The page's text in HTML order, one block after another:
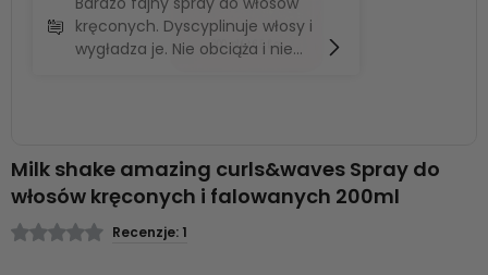
kręconych. Dyscyplinuje włosy i
wygładza je. Nie obciąża i nie
Milk shake amazing curls&waves Spray do
włosów kręconych i falowanych 200ml
Recenzje: 1